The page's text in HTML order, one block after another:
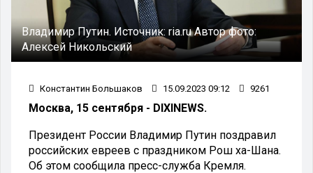
Владимир Путин. Источник: ria.ruАвтор фото:
Алексей Никольский
Константин Большаков 15.09.2023 09:12 9261
Москва, 15 сентября - DIXINEWS.
Президент России Владимир Путин поздравил
российских евреев с праздником Рош ха-Шана.
Об этом сообщила пресс-служба Кремля.